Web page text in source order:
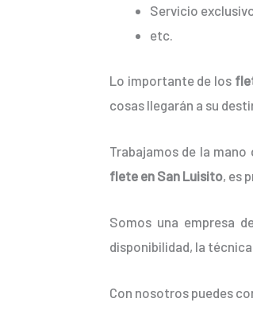
Servicio
etc.
Lo importante de los
cosas llegarán a su
Trabajamos de la
flete en San Luisito, es
Somos una empresa
disponibilidad, la
Con nosotros puedes